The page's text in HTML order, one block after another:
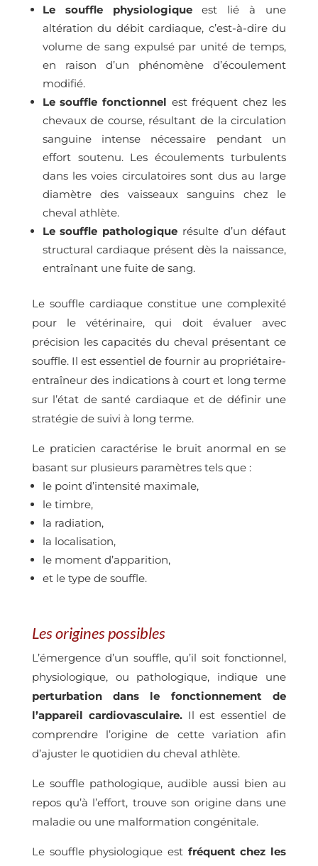
Le souffle physiologiqueest lié à une
altération du débit cardiaque, c’est-à-dire du
volume de sang expulsé par unité de temps,
en raison d’un phénomène d’écoulement
modifié.
Le souffle fonctionnel est fréquent chez les
chevaux de course, résultant de la circulation
sanguine intense nécessaire pendant un
effort soutenu. Les écoulements turbulents
dans les voies circulatoires sont dus au large
diamètre des vaisseaux sanguins chez le
cheval athlète.
Le souffle pathologique résulte d’un défaut
structural cardiaque présent dès la naissance,
entraînant une fuite de sang.
Le souffle cardiaque constitue une complexité
pour le vétérinaire, qui doit évaluer avec
précision les capacités du cheval présentant ce
souffle. Il est essentiel de fournir au propriétaire-
entraîneur des indications à court et long terme
sur l’état de santé cardiaque et de définir une
stratégie de suivi à long terme.
Le praticien caractérise le bruit anormal en se
basant sur plusieurs paramètres tels que :
le point d’intensité maximale,
le timbre,
la radiation,
la localisation,
le moment d’apparition,
et le type de souffle.
Les origines possibles
L’émergence d’un souffle, qu’il soit fonctionnel,
physiologique, ou pathologique, indique une
perturbation dans le fonctionnement de
l’appareil cardiovasculaire.Il est essentiel de
comprendre l’origine de cette variation afin
d’ajuster le quotidien du cheval athlète.
Le souffle pathologique, audible aussi bien au
repos qu’à l’effort, trouve son origine dans une
maladie ou une malformation congénitale.
Le souffle physiologique est fréquent chez les